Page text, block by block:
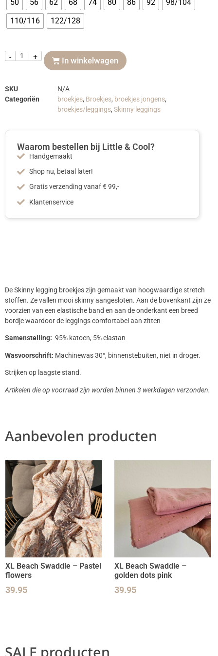
50 56 62 68 74 80 86 92
98/104
110/116
122/128
- + In winkelwagen
SKU
N/A
Categoriën
broekjes, Broekjes, broekjes jongens,
broekjes/leggings, Skinny leggings
Waarom bestellen bij Little & Cool?
Handgemaakt
Shop nu, betaal later!
Gratis verzending vanaf € 99,-
Klantenservice
De Skinny legging broekjes zijn gemaakt van hoogwaardige stretch
stoffen. Ze vallen mooi skinny aangesloten. Aan de bovenkant zijn ze
voorzien van een elastische band en aan de onderkant een breed
bordje waardoor de leggings comfortabel aan zitten
Samenstelling: 95% katoen, 5% elastan
Wasvoorschrift: Machinewas 30°, binnenstebuiten, niet in droger.
Strijken op laagste stand.
Artikelen die op voorraad zijn worden binnen 3 werkdagen verzonden.
Aanbevolen producten
XL Beach Swaddle – Pastel
flowers
39.95
XL Beach Swaddle –
golden dots pink
39.95
SALE producten